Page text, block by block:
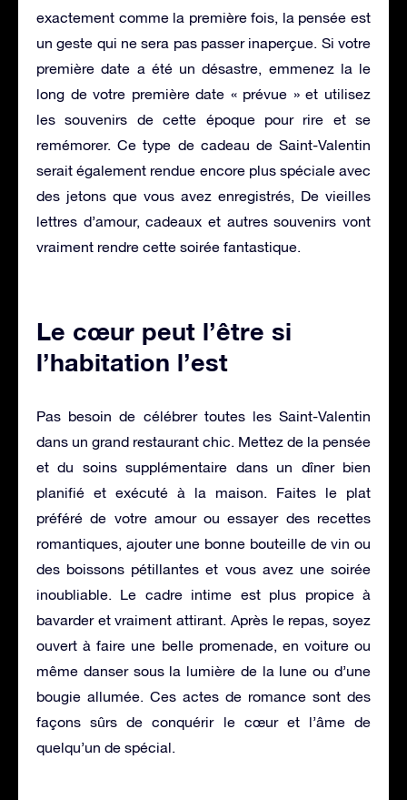
exactement comme la première fois, la pensée est
un geste qui ne sera pas passer inaperçue. Si votre
première date a été un désastre, emmenez la le
long de votre première date « prévue » et utilisez
les souvenirs de cette époque pour rire et se
remémorer. Ce type de cadeau de Saint-Valentin
serait également rendue encore plus spéciale avec
des jetons que vous avez enregistrés, De vieilles
lettres d’amour, cadeaux et autres souvenirs vont
vraiment rendre cette soirée fantastique.
Le cœur peut l’être si
l’habitation l’est
Pas besoin de célébrer toutes les Saint-Valentin
dans un grand restaurant chic. Mettez de la pensée
et du soins supplémentaire dans un dîner bien
planifié et exécuté à la maison. Faites le plat
préféré de votre amour ou essayer des recettes
romantiques, ajouter une bonne bouteille de vin ou
des boissons pétillantes et vous avez une soirée
inoubliable. Le cadre intime est plus propice à
bavarder et vraiment attirant. Après le repas, soyez
ouvert à faire une belle promenade, en voiture ou
même danser sous la lumière de la lune ou d’une
bougie allumée. Ces actes de romance sont des
façons sûrs de conquérir le cœur et l’âme de
quelqu’un de spécial.